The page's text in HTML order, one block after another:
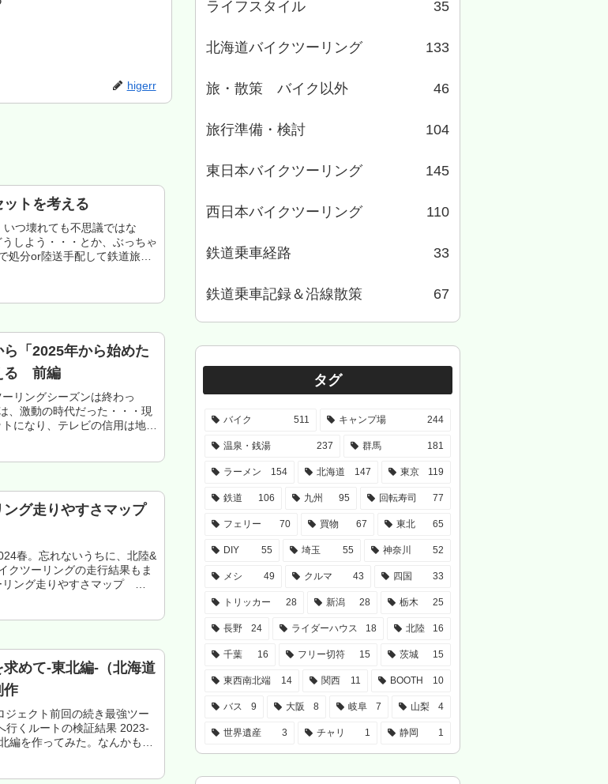
higerr
トを考える
つ壊れても不思議ではな
しよう・・・とか、ぶっちゃ
処分or陸送手配して鉄道旅し
「2025年から始めた
る 前編
リングシーズンは終わっ
、激動の時代だった・・・現
になり、テレビの信用は地に
グ走りやすさマップ
春。忘れないうちに、北陸&
クツーリングの走行結果もま
リング走りやすさマップ
めて-東北編-（北海道
作
ェクト前回の続き最強ツー
行くルートの検証結果 2023-
編を作ってみた。なんかも
ライフスタイル 35
北海道バイクツーリング 133
旅・散策 バイク以外 46
旅行準備・検討 104
東日本バイクツーリング 145
西日本バイクツーリング 110
鉄道乗車経路 33
鉄道乗車記録＆沿線散策 67
タグ
バイク 511 キャンプ場 244
温泉・銭湯 237 群馬 181
ラーメン 154 北海道 147 東京 119
鉄道 106 九州 95 回転寿司 77
フェリー 70 買物 67 東北 65
DIY 55 埼玉 55 神奈川 52
メシ 49 クルマ 43 四国 33
トリッカー 28 新潟 28 栃木 25
長野 24 ライダーハウス 18 北陸 16
千葉 16 フリー切符 15 茨城 15
東西南北端 14 関西 11 BOOTH 10
バス 9 大阪 8 岐阜 7 山梨 4
世界遺産 3 チャリ 1 静岡 1